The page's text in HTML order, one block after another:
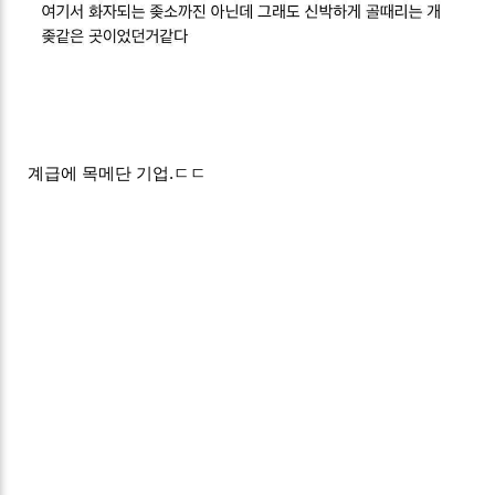
계급에 목메단 기업.ㄷㄷ